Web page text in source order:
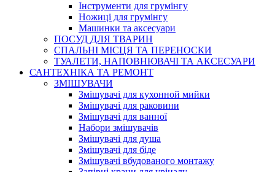
Інструменти для грумінгу
Ножиці для грумінгу
Машинки та аксесуари
ПОСУД ДЛЯ ТВАРИН
СПАЛЬНІ МІСЦЯ ТА ПЕРЕНОСКИ
ТУАЛЕТИ, НАПОВНЮВАЧІ ТА АКСЕСУАРИ
САНТЕХНІКА ТА РЕМОНТ
ЗМІШУВАЧИ
Змішувачі для кухонной мийки
Змішувачі для раковини
Змішувачі для ванної
Набори змішувачів
Змішувачі для душа
Змішувачі для біде
Змішувачі вбудованого монтажу